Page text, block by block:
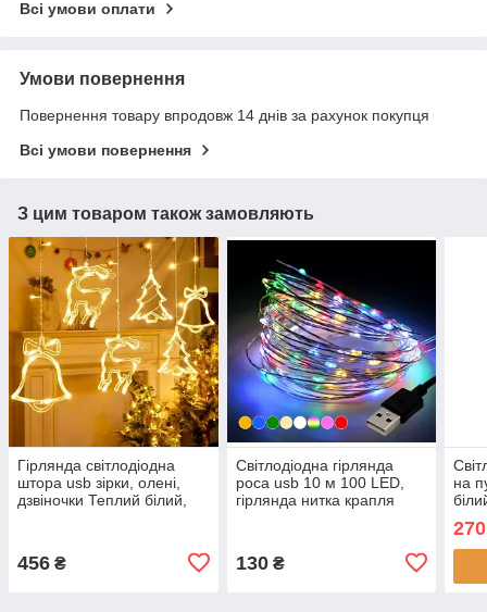
Всі умови оплати
Умови повернення
Повернення товару впродовж 14 днів за рахунок покупця
Всі умови повернення
З цим товаром також замовляють
Гірлянда світлодіодна
штора usb зірки, олені,
дзвіночки Теплий білий,
456 ₴
Світлодіодна гірлянда
роса usb 10 м 100 LED,
гірлянда нитка крапля
130₴
на
270